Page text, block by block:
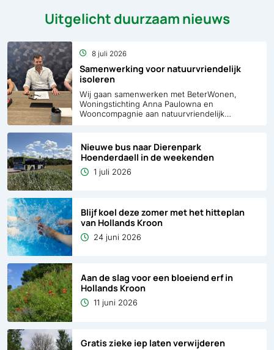
Uitgelicht duurzaam nieuws
Samenwerking voor natuurvriendelijk
isoleren
8 juli 2026
Wij gaan samenwerken met BeterWonen,
Woningstichting Anna Paulowna en
Wooncompagnie aan natuurvriendelijk
terwijl we dieren die in gebouwen leven
beschermen. De afspraken zijn op dinsdag 7
juli ondertekend.
Nieuwe bus naar Dierenpark
Hoenderdaell in de weekenden
1 juli 2026
Blijf koel deze zomer met het hitteplan
van Hollands Kroon
24 juni 2026
Aan de slag voor een bloeiend erf in
Hollands Kroon
11 juni 2026
Gratis zieke iep laten verwijderen